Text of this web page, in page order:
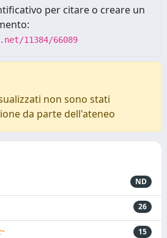
per citare o creare un
11384/66089
non sono stati
da parte dell'ateneo
ND
26
15